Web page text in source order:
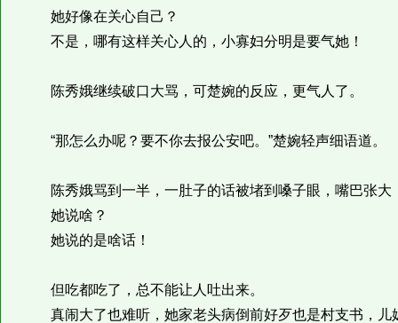
她好像在关心自己？
不是，哪有这样关心人的，小寡妇分明是要气她！
陈秀娥继续破口大骂，可楚婉的反应，更气人了。
“那怎么办呢？要不你去报公安吧。”楚婉轻声细语道。
陈秀娥骂到一半，一肚子的话被堵到嗓子眼，嘴巴张大
她说啥？
她说的是啥话！
但吃都吃了，总不能让人吐出来。
真闹大了也难听，她家老头病倒前好歹也是村支书，儿